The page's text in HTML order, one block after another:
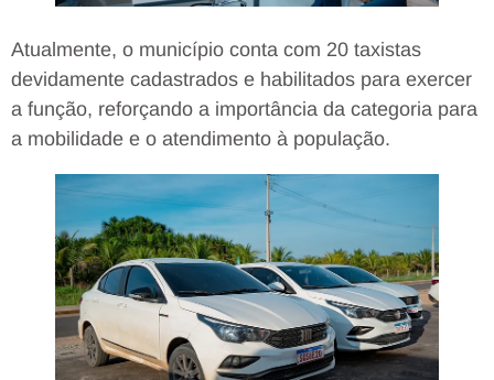
Atualmente, o município conta com 20 taxistas
devidamente cadastrados e habilitados para exercer
a função, reforçando a importância da categoria para
a mobilidade e o atendimento à população.